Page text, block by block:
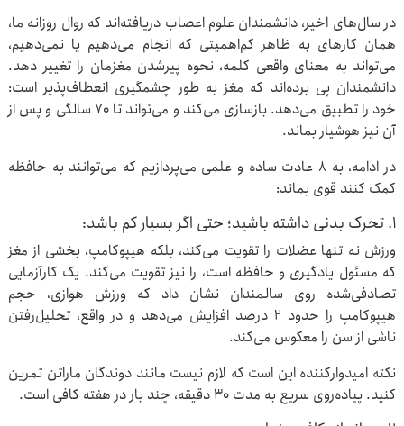
در سال‌های اخیر، دانشمندان علوم اعصاب دریافته‌اند که روال روزانه ما،
همان کارهای به ظاهر کم‌اهمیتی که انجام می‌دهیم یا نمی‌دهیم،
می‌تواند به معنای واقعی کلمه، نحوه پیرشدن مغزمان را تغییر دهد.
دانشمندان پی برده‌اند که مغز به طور چشمگیری انعطاف‌پذیر است:
خود را تطبیق می‌دهد. بازسازی می‌کند و می‌تواند تا ۷۰ سالگی و پس از
آن نیز هوشیار بماند.
در ادامه، به ۸ عادت ساده و علمی می‌پردازیم که می‌توانند به حافظه
کمک کنند قوی بماند:
۱. تحرک بدنی داشته باشید؛ حتی اگر بسیار کم باشد:
ورزش نه تنها عضلات را تقویت می‌کند، بلکه هیپوکامپ، بخشی از مغز
که مسئول یادگیری و حافظه است، را نیز تقویت می‌کند. یک کارآزمایی
تصادفی‌شده روی سالمندان نشان داد که ورزش هوازی، حجم
هیپوکامپ را حدود ۲ درصد افزایش می‌دهد و در واقع، تحلیل‌رفتن
ناشی از سن را معکوس می‌کند.
نکته امیدوارکننده این است که لازم نیست مانند دوندگان ماراتن تمرین
کنید. پیاده‌روی سریع به مدت ۳۰ دقیقه، چند بار در هفته کافی است.